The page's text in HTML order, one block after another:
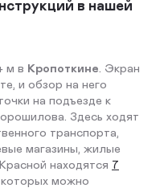
в нашей
м в Кропоткине . Экран
и обзор на него
на подъезде к
Здесь ходят
транспорта,
магазины, жилые
находятся 7
которых можно